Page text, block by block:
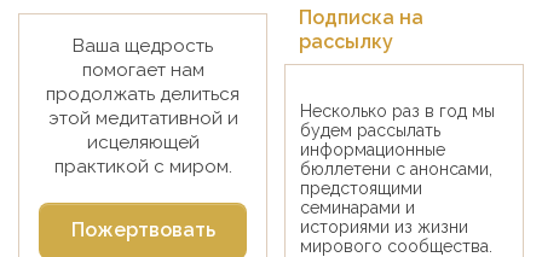
Ваша щедрость
помогает нам
продолжать делиться
этой медитативной и
исцеляющей
практикой с миром.
Пожертвовать
Подписка на
рассылку
Несколько раз в год мы
будем рассылать
информационные
бюллетени с анонсами,
предстоящими
семинарами и
историями из жизни
мирового сообщества.